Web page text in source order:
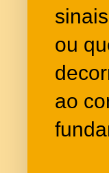
ou
ao